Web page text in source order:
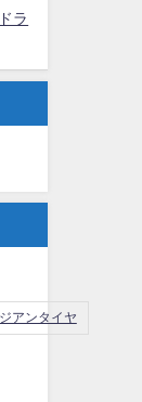
ラ
アンタイヤ